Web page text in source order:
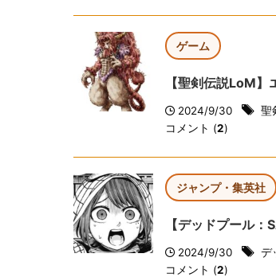
ゲーム
【聖剣伝説LoM
2024/9/30
聖
コメント (2)
ジャンプ・集英社
【デッドプール
2024/9/30
デ
コメント (2)